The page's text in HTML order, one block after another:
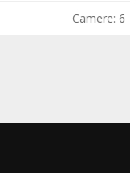
Mq: 230